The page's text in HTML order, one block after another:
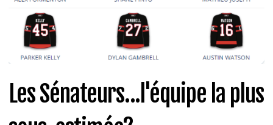
Les Sénateurs...l'équipe la plus